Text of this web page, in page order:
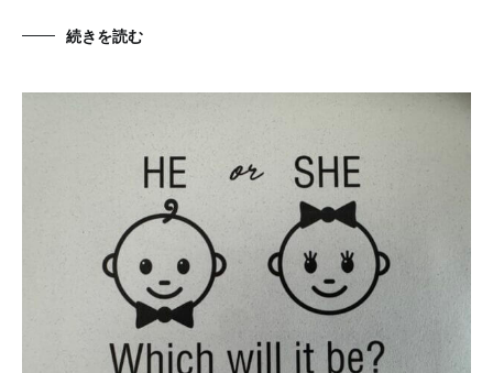
続きを読む